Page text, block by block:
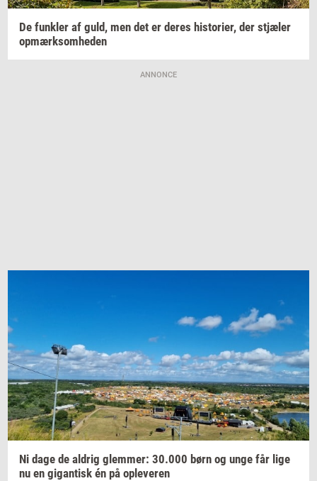
De funk­ler af guld, men det er deres hi­sto­ri­er, der stjæ­ler
op­mærk­som­he­den
ANNONCE
Ni dage de al­drig glem­mer: 30.000 børn og unge får lige
nu en gi­gan­tisk én på op­le­ve­ren